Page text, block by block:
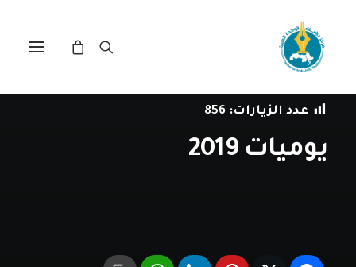
فيالمجتمع المدني
عدد الزيارات: 856
يوميات 2019